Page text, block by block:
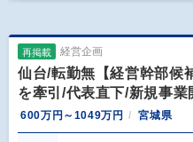
再掲載 経営企画
仙台/転勤無【経営幹部候
を牽引/代表直下/新規事業
600万円～1049万円 宮城県